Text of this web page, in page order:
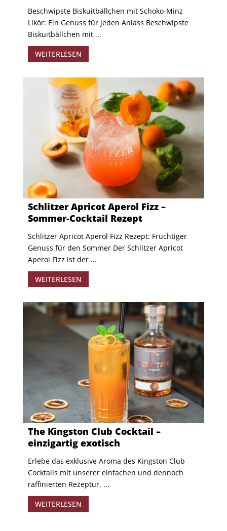
Beschwipste Biskuitbällchen mit Schoko-Minz
Likör: Ein Genuss für jeden Anlass Beschwipste
Biskuitbällchen mit ...
WEITERLESEN
Schlitzer Apricot Aperol Fizz –
Sommer-Cocktail Rezept
Schlitzer Apricot Aperol Fizz Rezept: Fruchtiger
Genuss für den Sommer Der Schlitzer Apricot
Aperol Fizz ist der ...
WEITERLESEN
The Kingston Club Cocktail –
einzigartig exotisch
Erlebe das exklusive Aroma des Kingston Club
Cocktails mit unserer einfachen und dennoch
raffinierten Rezeptur. ...
WEITERLESEN